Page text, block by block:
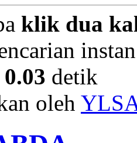
klik dua
0.03 detik
oleh